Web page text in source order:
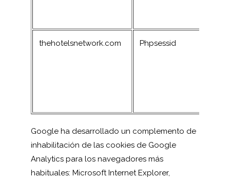
thehotelsnetwork.com Phpsessid
Google ha desarrollado un complemento de
inhabilitación de las cookies de Google
Analytics para los navegadores más
habituales: Microsoft Internet Explorer,